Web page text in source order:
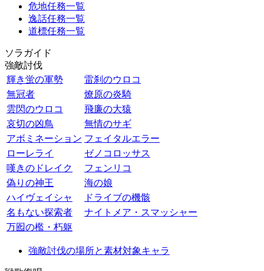
危地任務一覧
逸話任務一覧
道標任務一覧
ソラガイド
強敵討伐
輝き蛍の軍勢
雷刹のウロコ
無冠者
燎原の炎騎
雲閃のウロコ
飛廉の大猿
哀切の凶鳥
無情のサギ
アボミネーション フェイタルエラー
ローレライ
ゼノコロッサス
嘆きのドレイク
フェンリコ
偽りの神王
海の娘
ハイヴェイシャ
ドライブの機骸
名もない探索者
ナイトメア・スマッシャー
万囮の檻・朽躯
強敵討伐の場所と素材対象キャラ